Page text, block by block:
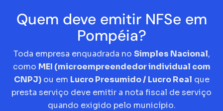
Quem deve emitir NFSe em
Pompéia?
Toda empresa enquadrada no Simples Nacional,
como MEI (microempreendedor individual com
CNPJ)ou em Lucro Presumido / Lucro Real que
presta serviço deve emitir a nota fiscal de serviço
quando exigido pelo município.